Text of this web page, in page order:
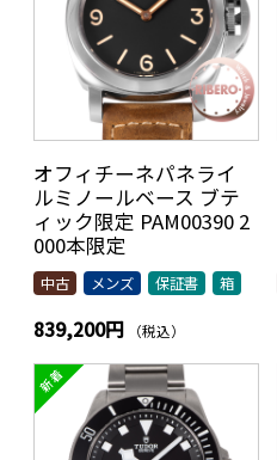
オフィチーネパネライ
ルミノールベース ブテ
ィック限定 PAM00390 2
000本限定
中古 メンズ 保証書 箱
839,200円 （税込）